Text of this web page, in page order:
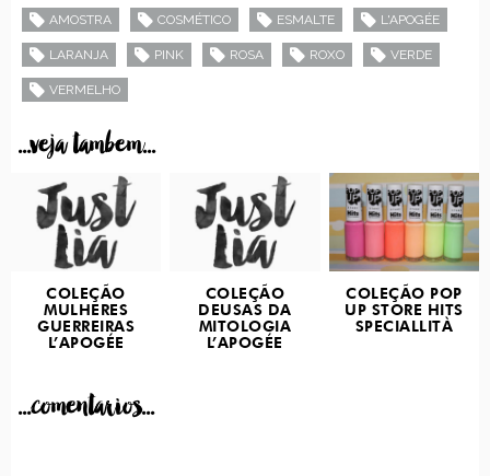
AMOSTRA COSMÉTICO ESMALTE L'APOGÉE
LARANJA PINK ROSA ROXO VERDE
VERMELHO
...veja tambem...
COLEÇÃO
MULHERES
GUERREIRAS
L’APOGÉE
COLEÇÃO
DEUSAS DA
MITOLOGIA
L’APOGÉE
COLEÇÃO POP
UP STORE HITS
SPECIALLITÀ
...comentarios...